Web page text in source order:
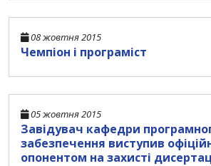
08 жовтня 2015
Чемпіон і програміст
05 жовтня 2015
Завідувач кафедри
забезпечення виступив
опонентом на захисті